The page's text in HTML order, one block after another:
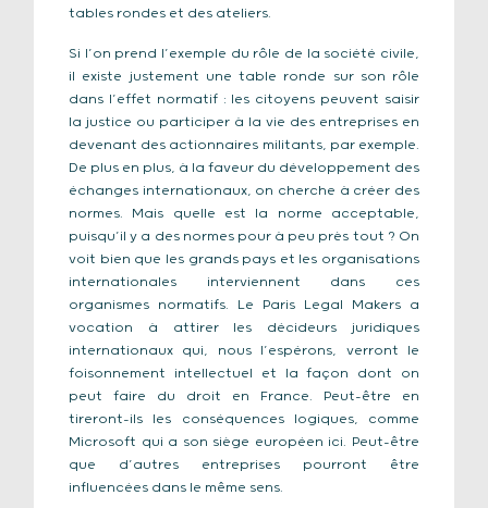
tables rondes et des ateliers.
Si l’on prend l’exemple du rôle de la société civile,
il existe justement une table ronde sur son rôle
dans l’effet normatif : les citoyens peuvent saisir
la justice ou participer à la vie des entreprises en
devenant des actionnaires militants, par exemple.
De plus en plus, à la faveur du développement des
échanges internationaux, on cherche à créer des
normes. Mais quelle est la norme acceptable,
puisqu’il y a des normes pour à peu près tout ? On
voit bien que les grands pays et les organisations
internationales interviennent dans ces
organismes normatifs. Le Paris Legal Makers a
vocation à attirer les décideurs juridiques
internationaux qui, nous l’espérons, verront le
foisonnement intellectuel et la façon dont on
peut faire du droit en France. Peut-être en
tireront-ils les conséquences logiques, comme
Microsoft qui a son siège européen ici. Peut-être
que d’autres entreprises pourront être
influencées dans le même sens.